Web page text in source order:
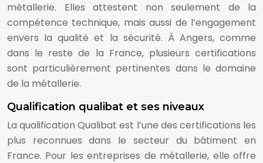
métallerie. Elles attestent non seulement de la
compétence technique, mais aussi de l’engagement
envers la qualité et la sécurité. À Angers, comme
dans le reste de la France, plusieurs certifications
sont particulièrement pertinentes dans le domaine
de la métallerie.
Qualification qualibat et ses niveaux
La qualification Qualibat est l’une des certifications les
plus reconnues dans le secteur du bâtiment en
France. Pour les entreprises de métallerie, elle offre